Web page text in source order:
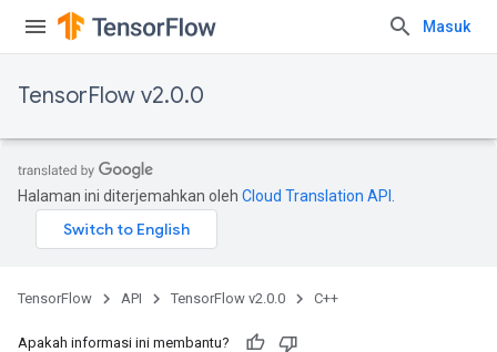
Masuk
TensorFlow v2.0.0
Halaman ini diterjemahkan oleh Cloud Translation API
TensorFlow API TensorFlow v2.0.0 C++
Apakah informasi ini membantu?